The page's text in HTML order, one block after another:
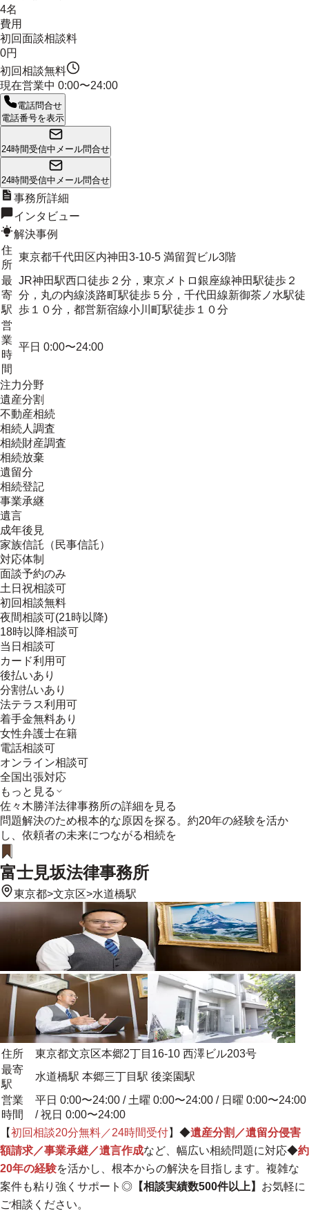
4名
費用
初回面談相談料
0円
初回相談無料
現在営業中 0:00〜24:00
電話問合せ
電話番号を表示
24時間受信中 メール問合せ
24時間受信中 メール問合せ
事務所詳細
インタビュー
解決事例
住
所
東京都千代田区内神田3-10-5 満留賀ビル3階
最
寄
駅
JR神田駅西口徒歩２分，東京メトロ銀座線神田駅徒歩２
分，丸の内線淡路町駅徒歩５分，千代田線新御茶ノ水駅徒
歩１０分，都営新宿線小川町駅徒歩１０分
営
業
時
間
平日 0:00〜24:00
注力分野
遺産分割
不動産相続
相続人調査
相続財産調査
相続放棄
遺留分
相続登記
事業承継
遺言
成年後見
家族信託（民事信託）
対応体制
面談予約のみ
土日祝相談可
初回相談無料
夜間相談可(21時以降)
18時以降相談可
当日相談可
カード利用可
後払いあり
分割払いあり
法テラス利用可
着手金無料あり
女性弁護士在籍
電話相談可
オンライン相談可
全国出張対応
もっと見る
佐々木勝洋法律事務所の詳細を見る
問題解決のため根本的な原因を探る。約20年の経験を活か
し、依頼者の未来につながる相続を
富士見坂法律事務所
東京都>文京区>水道橋駅
住所
東京都文京区本郷2丁目16-10 西澤ビル203号
最寄
駅
水道橋駅 本郷三丁目駅 後楽園駅
営業
時間
平日 0:00〜24:00 / 土曜 0:00〜24:00 / 日曜 0:00〜24:00
/ 祝日 0:00〜24:00
【初回相談20分無料／24時間受付】◆遺産分割／遺留分侵害
額請求／事業承継／遺言作成など、幅広い相続問題に対応◆約
20年の経験を活かし、根本からの解決を目指します。複雑な
案件も粘り強くサポート◎ 【相談実績数500件以上】 お気軽に
ご相談ください。